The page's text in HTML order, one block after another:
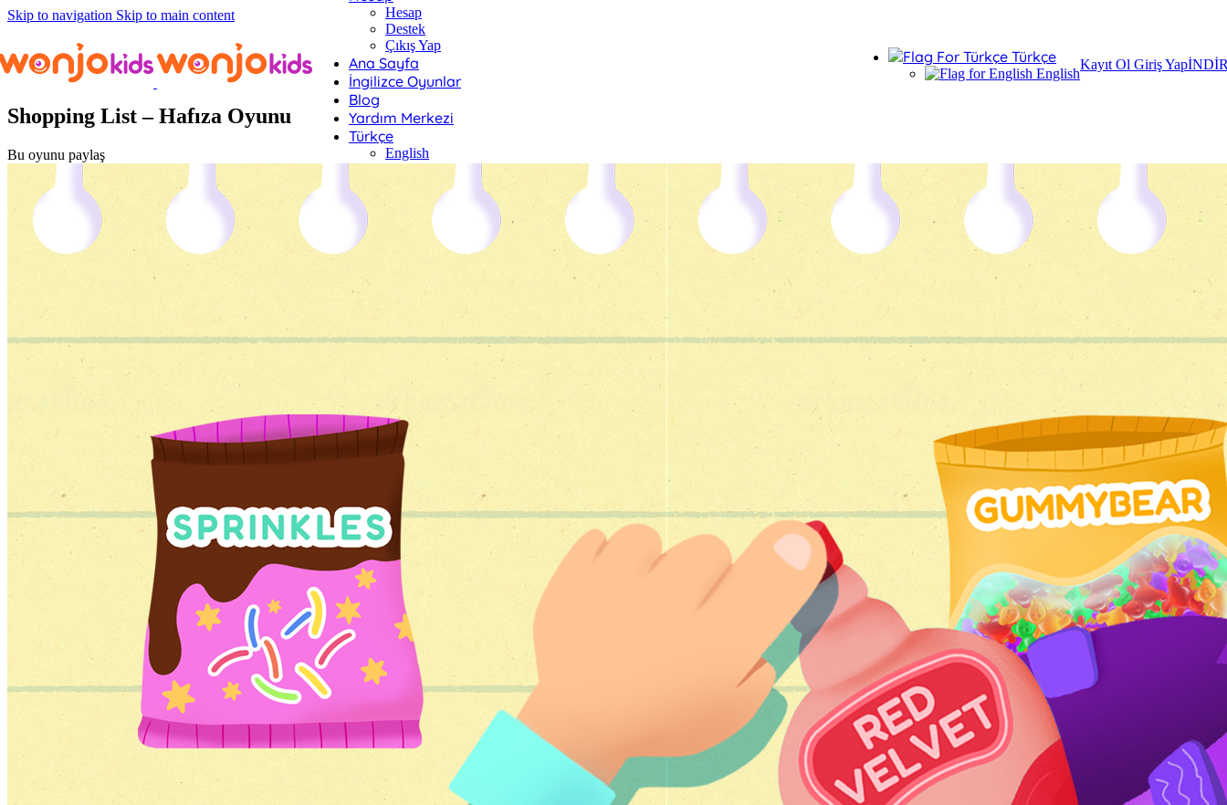
Skip to navigation Skip to main content
Hesap
Destek
Çıkış Yap
Ana Sayfa
İngilizce Oyunlar
Blog
Yardım Merkezi
Türkçe
English
Türkçe
English
Kayıt Ol Giriş Yap
Oyunlar/ Shopping List – Hafıza Oyunu
Shopping List – Hafıza Oyunu
Bu oyunu paylaş